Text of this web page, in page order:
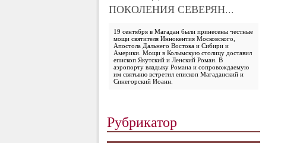
ПОКОЛЕНИЯ СЕВЕРЯН...
19 сентября в Магадан были принесены честные
мощи святителя Иннокентия Московского,
Апостола Дальнего Востока и Сибири и
Америки. Мощи в Колымскую столицу доставил
епископ Якутский и Ленский Роман. В
аэропорту владыку Романа и сопровождаемую
им святыню встретил епископ Магаданский и
Синегорский Иоанн.
Рубрикатор